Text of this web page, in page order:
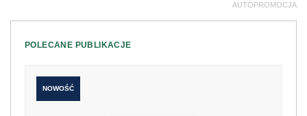
AUTOPROMOCJA
POLECANE PUBLIKACJE
NOWOŚĆ